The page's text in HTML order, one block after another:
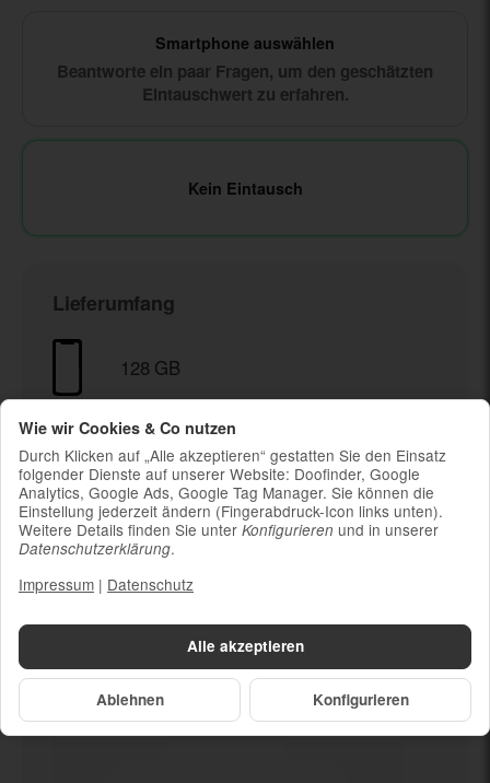
Smartphone auswählen
Beantworte ein paar Fragen, um den geschätzten
Eintauschwert zu erfahren.
Kein Eintausch
Lieferumfang
128 GB
Ladekabel (ohne Ladestecker)
Um die Nachhaltigkeit zu unterstützen und
weil die meisten neueren Smartphones
kabelloses Laden ermöglichen, ist kein
Ladestecker im Lieferumfang enthalten
Dein neues128 GB
Alle akzeptieren
Ablehnen Konfigurieren
Wie wir Cookies & Co nutzen
Durch Klicken auf „Alle akzeptieren“ gestatten Sie den Einsatz
folgender Dienste auf unserer Website: Doofinder, Google
Analytics, Google Ads, Google Tag Manager. Sie können die
Einstellung jederzeit ändern (Fingerabdruck-Icon links unten).
Weitere Details finden Sie unter Konfigurieren und in unserer
Datenschutzerklärung.
Impressum | Datenschutz